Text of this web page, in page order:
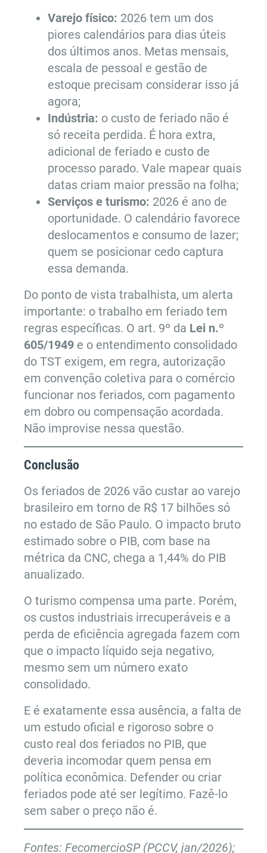
Varejo físico: 2026 tem um dos
piores calendários para dias úteis
dos últimos anos. Metas mensais,
escala de pessoal e gestão de
estoque precisam considerar isso já
agora;
Indústria: o custo de feriado não é
só receita perdida. É hora extra,
adicional de feriado e custo de
processo parado. Vale mapear quais
datas criam maior pressão na folha;
Serviços e turismo: 2026 é ano de
oportunidade. O calendário favorece
deslocamentos e consumo de lazer;
quem se posicionar cedo captura
essa demanda.
Do ponto de vista trabalhista, um alerta
importante: o trabalho em feriado tem
regras específicas. O art. 9º da Lei n.º
605/1949 e o entendimento consolidado
do TST exigem, em regra, autorização
em convenção coletiva para o comércio
funcionar nos feriados, com pagamento
em dobro ou compensação acordada.
Não improvise nessa questão.
Conclusão
Os feriados de 2026 vão custar ao varejo
brasileiro em torno de R$ 17 bilhões só
no estado de São Paulo. O impacto bruto
estimado sobre o PIB, com base na
métrica da CNC, chega a 1,44% do PIB
anualizado.
O turismo compensa uma parte. Porém,
os custos industriais irrecuperáveis e a
perda de eficiência agregada fazem com
que o impacto líquido seja negativo,
mesmo sem um número exato
consolidado.
E é exatamente essa ausência, a falta de
um estudo oficial e rigoroso sobre o
custo real dos feriados no PIB, que
deveria incomodar quem pensa em
política econômica. Defender ou criar
feriados pode até ser legítimo. Fazê-lo
sem saber o preço não é.
Fontes: FecomercioSP (PCCV, jan/2026);